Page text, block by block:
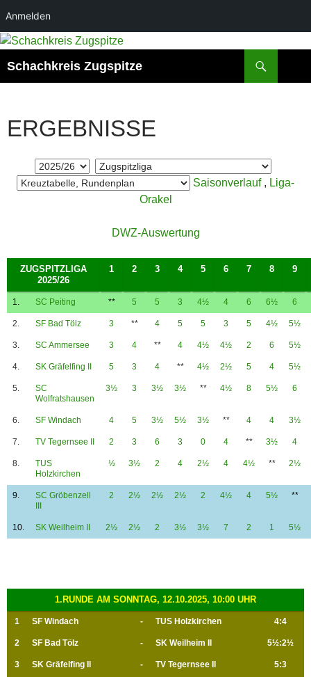
Anmelden
Zum
springen
Schachkreis Zugspitze
ERGEBNISSE
Saisonverlauf, Liga-
Orakel
DWZ-Auswertung
ZUGSPITZLIGA
2025/26
1 2 3 4 5 6 7 8 9
1. SC Peiting ** 5 5 3 4½ 4 6 6½ 6
2. SF Bad Tölz 3 ** 4 5 5 3 5 4½ 5½
3. SC Ammersee 3 4 ** 4 4½ 4½ 2 6 5½
4. SK Gräfelfing II 5 3 4 ** 4½ 2½ 5 4 5½
5.
SC
Wolfratshausen
3½ 3 3½ 3½ ** 4½ 8 5½ 6
6. SF Windach 4 5 3½ 5½ 3½ ** 4 4 3½
7. TV Tegernsee II 2 3 6 3 0 4 ** 3½ 4
8.
TUS
Holzkirchen
½ 3½ 2 4 2½ 4 4½ ** 2½
9.
SC Gröbenzell
III
2 2½ 2½ 2½ 2 4½ 4 5½ **
10. SK Weilheim II 2½ 2½ 2 3½ 3½ 7 2 1 5½
1.RUNDE AM SONNTAG, 12.10.2025, 10:00 UHR
1 SF Windach - TUS Holzkirchen 4:4
2 SF Bad Tölz - SK Weilheim II 5½:2½
3 SK Gräfelfing II - TV Tegernsee II 5:3